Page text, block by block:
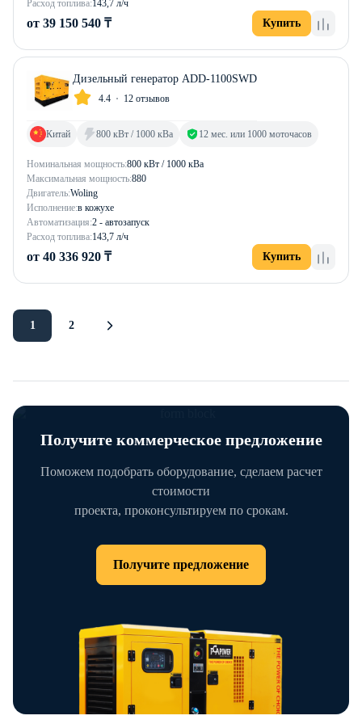
Расход топлива:143,7 л/ч
от 39 150 540 ₸ Купить
Дизельный генератор ADD-1100SWD
4.4 12 отзывов
Номинальная мощность:800 кВт / 1000 кВа
Максимальная мощность:880
Двигатель:Woling
Исполнение:в кожухе
Автоматизация:2 - автозапуск
Расход топлива:143,7 л/ч
Китай 800 кВт / 1000 кВа 12 мес. или 1000 моточасов
от 40 336 920 ₸ Купить
1 2
Получите коммерческое предложение
Поможем подобрать оборудование, сделаем расчет
стоимости
проекта, проконсультируем по срокам.
Получите предложение